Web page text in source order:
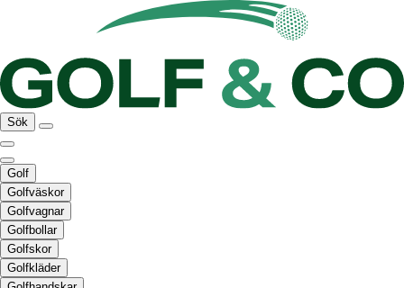
Sök
Golf
Golfväskor
Golfvagnar
Golfbollar
Golfskor
Golfkläder